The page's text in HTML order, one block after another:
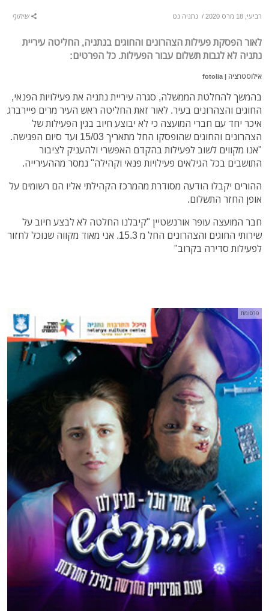
רביעי, 18 מרס 2020 / נתניה נט שיתוף
לאור הפסקת פעילות הצהרונים והחוגים בנתניה, החליטה עיריית
נתניה לא לגבות תשלום עבור הפעילות. כל הפרטים:
אילוסטרציה | fotolia
בהמשך להחלטת הממשלה, סגרה עיריית נתניה את פעילויות הפנאי,
החוגים והצהרונים בעיר. לאור זאת החליטה ראש העיר מרים פיירברג
איכר יחד עם חברי המועצה כי לא יבוצע חיוב בגין הפעילות של
הצהרונים והחוגים שהופסקו החל מתאריך 15/03 ועד סיום הפגישה.
"אנו מקווים לשוב לפעילות בהקדם האפשרי ולהעניק לציבור
התושבים בכל הגילאים פעילויות פנאי וקהילה" נמסר מההעירייה.
ההורים יקבלו הודעה מסודרת מהמרכז הקהילתי אליו הם רשומים על
אופן החזר התשלום.
חבר המועצה עופר אורנשטיין "קיבלנו החלטה לא לבצע חיוב על
שירותי החוגים והצהרונים החל מ 15.3. אני מאוד מקווה שנוכל לחזור
לפעילות סדירה בקרוב"
פרסומת